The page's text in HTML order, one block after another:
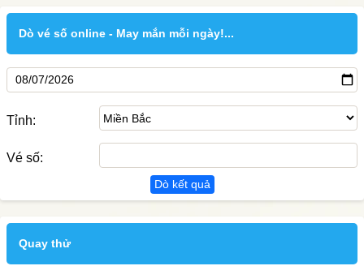
Dò vé số online - May mắn mỗi ngày!...
Tỉnh:
Vé số:
Dò kết quả
Quay thử